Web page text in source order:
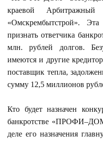
краевой
«Омскрембытстрой».
признать ответчика
млн. рублей долгов.
имеются и другие
поставщик тепла,
сумму 12,5 миллионов
Кто будет назначен
банкротстве
деле его назначения